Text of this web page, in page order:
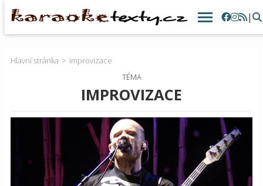
|
Hlavní stránka
improvizace
TÉMA
IMPROVIZACE